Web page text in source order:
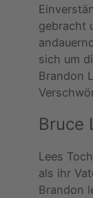
gebracht
sich um
Brandon
Bruce
Lees
als ihr
Brandon